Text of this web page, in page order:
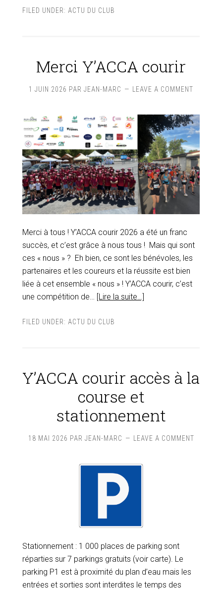
FILED UNDER: ACTU DU CLUB
Merci Y’ACCA courir
1 JUIN 2026 PAR JEAN-MARC LEAVE A COMMENT
Merci à tous ! Y’ACCA courir 2026 a été un franc
succès, et c’est grâce à nous tous ! Mais qui sont
ces « nous » ? Eh bien, ce sont les bénévoles, les
partenaires et les coureurs et la réussite est bien
liée à cet ensemble « nous » ! Y’ACCA courir, c’est
une compétition de… [Lire la suite…]
FILED UNDER: ACTU DU CLUB
Y’ACCA courir accès à la
course et
stationnement
18 MAI 2026 PAR JEAN-MARC LEAVE A COMMENT
Stationnement : 1 000 places de parking sont
réparties sur 7 parkings gratuits (voir carte). Le
parking P1 est à proximité du plan d’eau mais les
entrées et sorties sont interdites le temps des